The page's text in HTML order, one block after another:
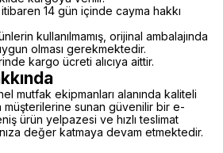
14 gün içinde cayma hakkı
kullanılmamış, orijinal ambalajında
olması gerekmektedir.
kargo ücreti alıcıya aittir.
mutfak ekipmanları alanında kaliteli
sunan güvenilir bir e-
ürün yelpazesi ve hızlı teslimat
değer katmaya devam etmektedir.